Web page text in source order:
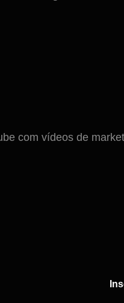
com vídeos de